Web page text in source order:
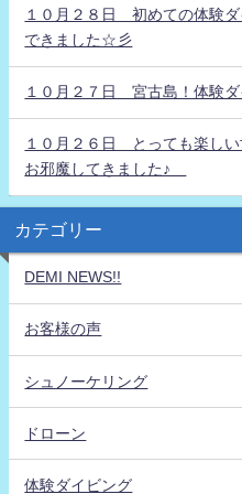
１０月２８日 初めての体験
できました☆彡
１０月２７日 宮古島！体験
１０月２６日 とっても楽し
お邪魔してきました♪
カテゴリー
DEMI NEWS!!
お客様の声
シュノーケリング
ドローン
体験ダイビング